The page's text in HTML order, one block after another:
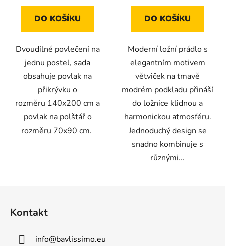
DO KOŠÍKU
Dvoudílné povlečení na
jednu postel, sada
obsahuje povlak na
přikrývku o
rozměru 140x200 cm a
povlak na polštář o
rozměru 70x90 cm.
DO KOŠÍKU
Moderní ložní prádlo s
elegantním motivem
větviček na tmavě
modrém podkladu přináší
do ložnice klidnou a
harmonickou atmosféru.
Jednoduchý design se
snadno kombinuje s
různými...
Kontakt
info@bavlissimo.eu